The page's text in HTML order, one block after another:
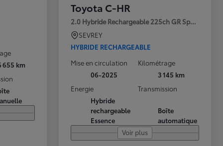
655 km
Toyota C-HR
2.0 Hybride Rechargeable 225ch GR Sport
SEVREY
HYBRIDE RECHARGEABLE
Mise en circulation
06-2025
Kilométrage
3 145 km
Energie
Hybride
rechargeable
Essence
Transmission
Boîte
automatique
Voir plus